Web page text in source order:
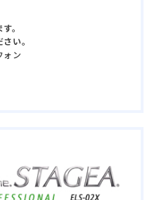
。
い。
ォン